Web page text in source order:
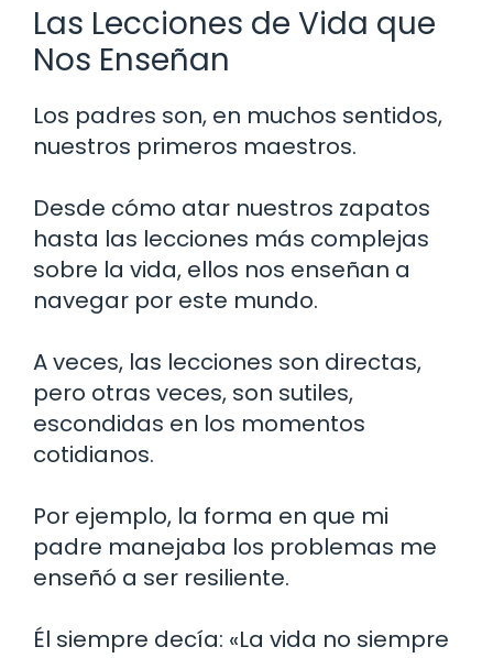
Las Lecciones de Vida que
Nos Enseñan
Los padres son, en muchos sentidos,
nuestros primeros maestros.
Desde cómo atar nuestros zapatos
hasta las lecciones más complejas
sobre la vida, ellos nos enseñan a
navegar por este mundo.
A veces, las lecciones son directas,
pero otras veces, son sutiles,
escondidas en los momentos
cotidianos.
Por ejemplo, la forma en que mi
padre manejaba los problemas me
enseñó a ser resiliente.
Él siempre decía: «La vida no siempre